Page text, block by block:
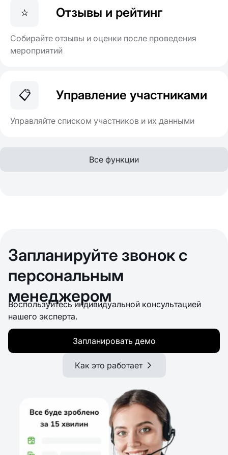
⭐ Отзывы и рейтинг
Собирайте отзывы и оценки после проведения
мероприятий
📋 Управление участниками
Управляйте списком участников и их данными
Все функции
Запланируйте звонок с
персональным
менеджером
Воспользуйтесь индивидуальной консультацией
нашего эксперта.
Запланировать демо
Как это работает